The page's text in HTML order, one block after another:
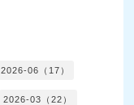
2026-06（17）
2026-03（22）